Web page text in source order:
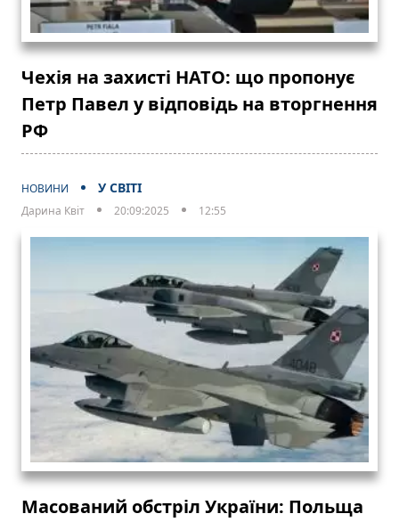
Чехія на захисті НАТО: що пропонує
Петр Павел у відповідь на вторгнення
РФ
НОВИНИ У СВІТІ
Дарина Квіт 20:09:2025 12:55
Масований обстріл України: Польща